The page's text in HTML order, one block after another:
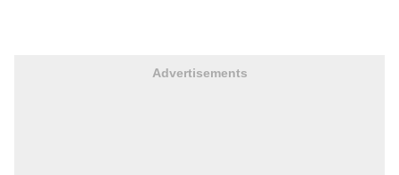
Advertisements